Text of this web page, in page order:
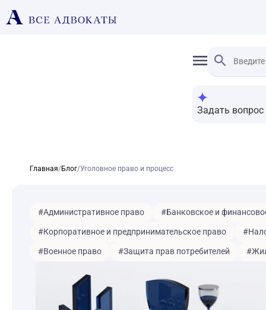
Задать вопрос
Главная/Блог/Уголовное право и процесс
#Административное право #Банковское и
#Корпоративное и предпринимательское право
#Военное право #Защита прав потребителей